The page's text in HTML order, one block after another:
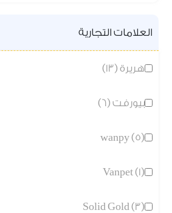
العلامات التجارية
هريرة (13)
بيورفت (6)
wanpy (5)
Vanpet (1)
Solid Gold (3)